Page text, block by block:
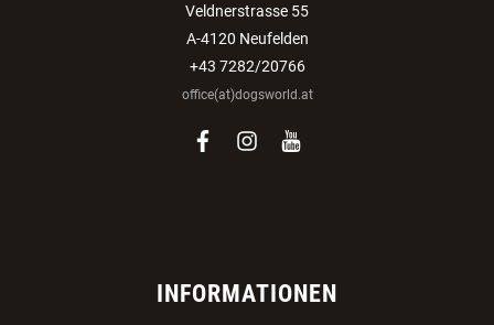
Veldnerstrasse 55
A-4120 Neufelden
+43 7282/20766
office(at)dogsworld.at
facebook
instagram
youtube
INFORMATIONEN